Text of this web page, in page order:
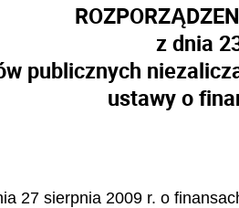
z dnia
publicznych
ustawy o
27 sierpnia 2009 r. o